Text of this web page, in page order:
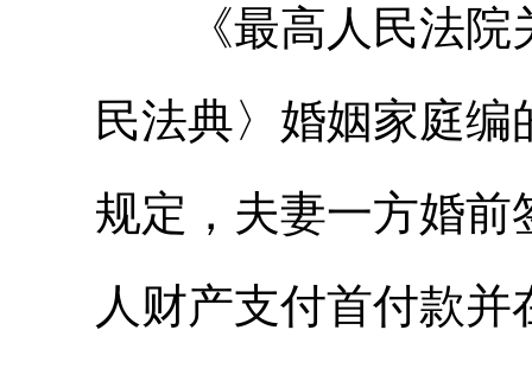
《最高人民法院
民法典〉婚姻家庭
规定，夫妻一方婚
人财产支付首付款